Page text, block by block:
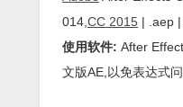
014, CC 2015 | .aep
使用软件: After
文版AE,以免表达式问